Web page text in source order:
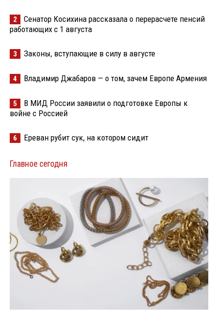
2
Сенатор Косихина рассказала о перерасчете пенсий
работающих с 1 августа
3 Законы, вступающие в силу в августе
4 Владимир Джабаров — о том, зачем Европе Армения
5
В МИД России заявили о подготовке Европы к
войне с Россией
6 Ереван рубит сук, на котором сидит
Главное сегодня